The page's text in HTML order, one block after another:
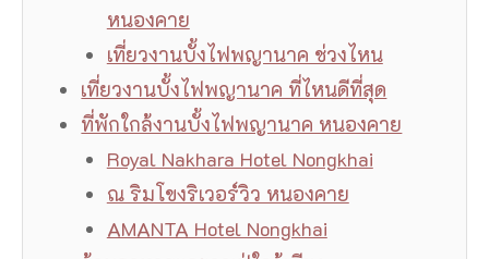
หนองคาย
เที่ยวงานบั้งไฟพญานาค ช่วงไหน
เที่ยวงานบั้งไฟพญานาค ที่ไหนดีที่สุด
ที่พักใกล้งานบั้งไฟพญานาค หนองคาย
Royal Nakhara Hotel Nongkhai
ณ ริมโขงริเวอร์วิว หนองคาย
AMANTA Hotel Nongkhai